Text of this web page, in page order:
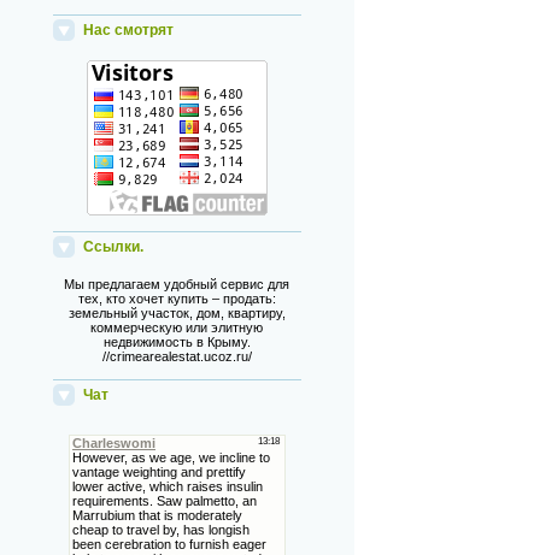
Нас смотрят
Ссылки.
Мы предлагаем удобный сервис для
тех, кто хочет купить – продать:
земельный участок, дом, квартиру,
коммерческую или элитную
недвижимость в Крыму.
//crimearealestat.ucoz.ru/
Чат